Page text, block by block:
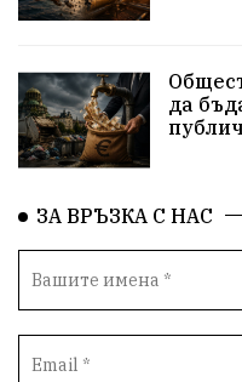
нов завод Варна
дарение
новина отговорност
васил левски
нападение
да
ЗА ВРЪЗКА С НАС